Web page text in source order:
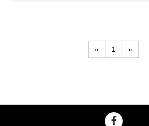
« 1 »